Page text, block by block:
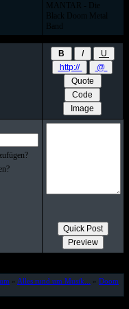
MANTAR - Die
Black Doom Metal
Band
» Alles rund um Musik... » Doom